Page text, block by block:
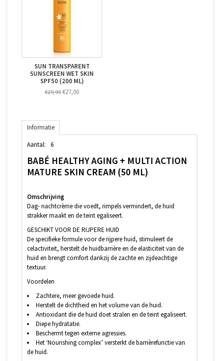
SUN TRANSPARENT
SUNSCREEN WET SKIN
SPF50 (200 ML)
€29,95 €27,00
Informatie
Aantal: 6
BABÉ HEALTHY AGING + MULTI ACTION
MATURE SKIN CREAM (50 ML)
Omschrijving
Dag- nachtcrème die voedt, rimpels vermindert, de huid
strakker maakt en de teint egaliseert.
GESCHIKT VOOR DE RIJPERE HUID
De specifieke formule voor de rijpere huid, stimuleert de
celactiviteit, herstelt de huidbarrière en de elasticiteit van de
huid en brengt comfort dankzij de zachte en zijdeachtige
textuur.
Voordelen
Zachtere, meer gevoede huid.
Herstelt de dichtheid en het volume van de huid.
Antioxidant die de huid doet stralen en de teint egaliseert.
Diepe hydratatie.
Beschermt tegen externe agressies.
Het ‘Nourishing complex’ versterkt de barrièrefunctie van
de huid.